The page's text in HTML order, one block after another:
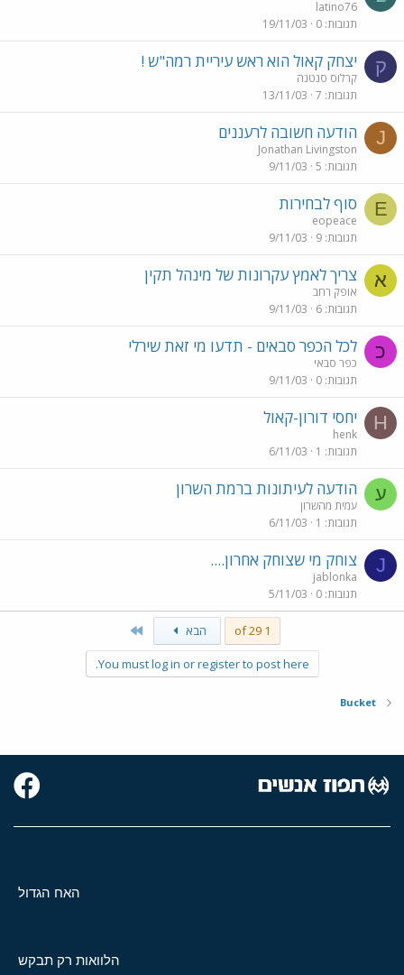
latino76
תגובות 0
19/11/03
ק יצחק קאול הוא ראש עיריית רמה"ש !
קרלוס סנטנה
תגובות 7
13/11/03
J הודעה חשובה לרעננים
Jonathan Livingston
תגובות 5
9/11/03
E סוף לבחירות
eopeace
תגובות 9
9/11/03
א צריך לאמץ עקרונות של מינהל תקין
אופק רחב
תגובות 6
9/11/03
כ לכל הכפר סבאים - תדעו מי זאת שירלי
כפר סבאי
תגובות 0
9/11/03
H יחסי דורון-קאול
henk
תגובות 1
6/11/03
ע הודעה לעיתונות ברמת השרון
עמית מהשרון
תגובות 1
6/11/03
J צוחק מי שצוחק אחרון....
jablonka
תגובות 0
5/11/03
1 of 29 הבא
You must log in or register to post here.
Bucket
האח הגדול
הלוואות רק תבקש